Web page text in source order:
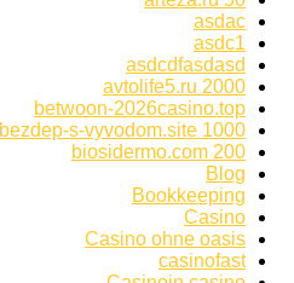
asdac
asdc1
asdcdfasdasd
avtolife5.ru 2000
betwoon-2026casino.top
bezdep-s-vyvodom.site 1000
biosidermo.com 200
Blog
Bookkeeping
Casino
Casino ohne oasis
casinofast